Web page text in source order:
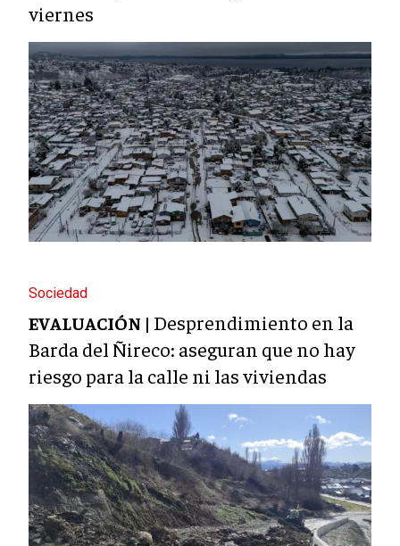
viernes
Sociedad
EVALUACIÓN | Desprendimiento en la
Barda del Ñireco: aseguran que no hay
riesgo para la calle ni las viviendas